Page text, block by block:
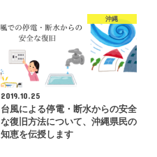
沖縄
2019.10.25
台風による停電・断水からの安全
な復旧方法について、沖縄県民の
知恵を伝授します